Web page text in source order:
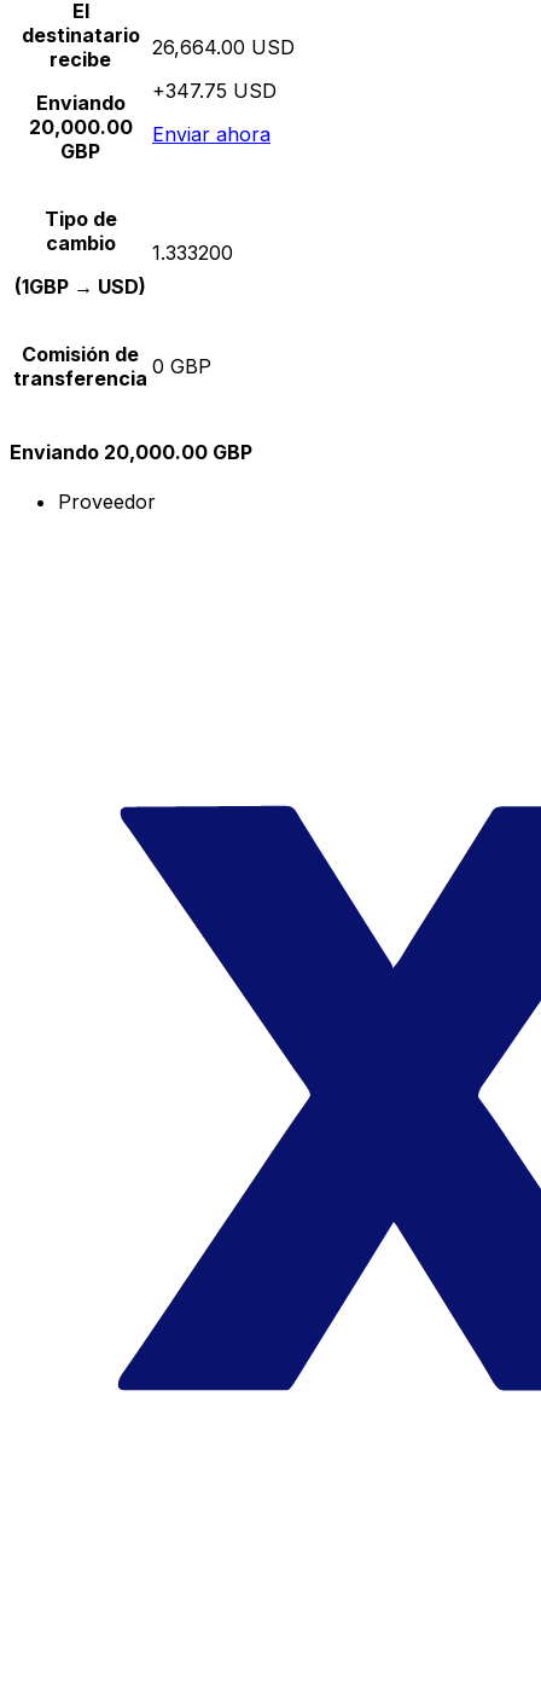
El
destinatario
recibe
Enviando
20,000.00
GBP
26,664.00 USD
+347.75 USD
Enviar ahora
Tipo de
cambio
(1GBP → USD)
1.333200
Comisión de
transferencia 0 GBP
Enviando 20,000.00 GBP
Proveedor